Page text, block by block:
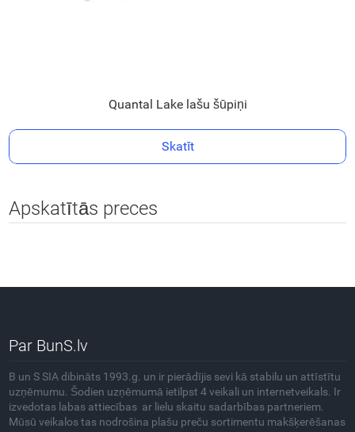
Quantal Lake lašu šūpiņi
Skatīt
Apskatītās preces
Par BunS.lv
B un S SIA dibināts 1993.g. un ir pierādījis sevi kā stabilu un attīstītu
uzņēmumu. Šodien uzņēmumā ietilpst 4 veikali un internetveikals. Ir
izvedotas labas attiecības ar lielu skaitu sadarbības partneriem.
Mūsū veikalos tas nodrošina plašu preču sortimentu makšķerēšanas